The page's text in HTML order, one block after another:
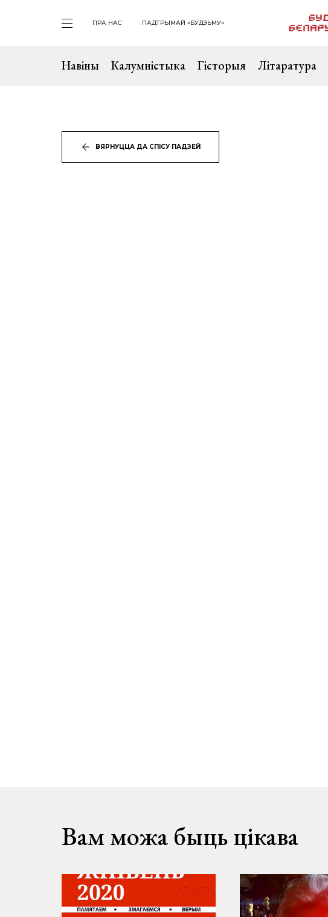
ПРА НАС ПАДТРЫМАЙ «БУДЗЬМУ»
Навіны Калумністыка Гісторыя Літаратура
ВЯРНУЦЦА ДА СПІСУ ПАДЗЕЙ
Вам можа быць цікава